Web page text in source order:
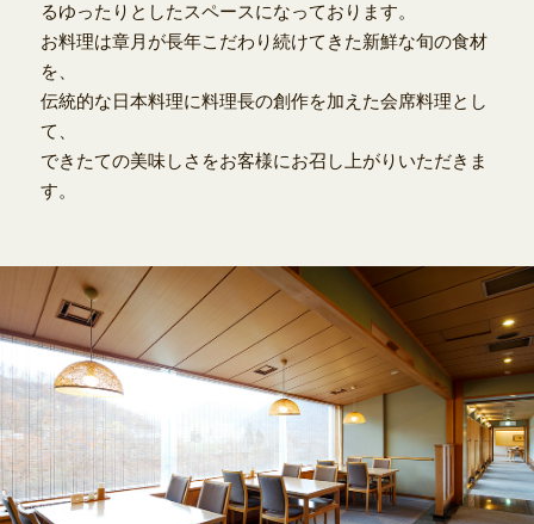
るゆったりとしたスペースになっております。
お料理は章月が長年こだわり続けてきた新鮮な旬の食材
を、
伝統的な日本料理に料理長の創作を加えた会席料理とし
て、
できたての美味しさをお客様にお召し上がりいただきま
す。